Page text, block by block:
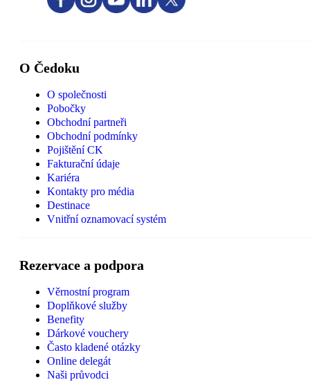
O Čedoku
O společnosti
Pobočky
Obchodní partneři
Obchodní podmínky
Pojištění CK
Fakturační údaje
Kariéra
Kontakty pro média
Destinace
Vnitřní oznamovací systém
Rezervace a podpora
Věrnostní program
Doplňkové služby
Benefity
Dárkové vouchery
Často kladené otázky
Online delegát
Naši průvodci